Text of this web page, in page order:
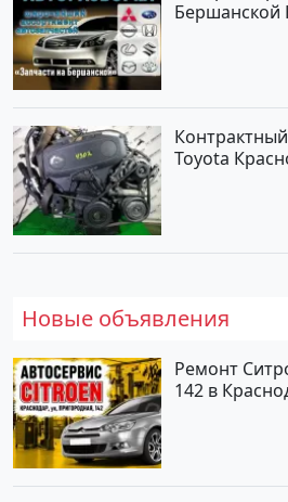
Бершанской
Контрактный
Toyota
Новые объявления
Ремонт
142 в